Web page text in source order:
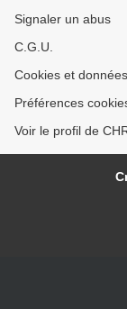
Signaler un abus
C.G.U.
Cookies et
Préférences
Voir le profil de